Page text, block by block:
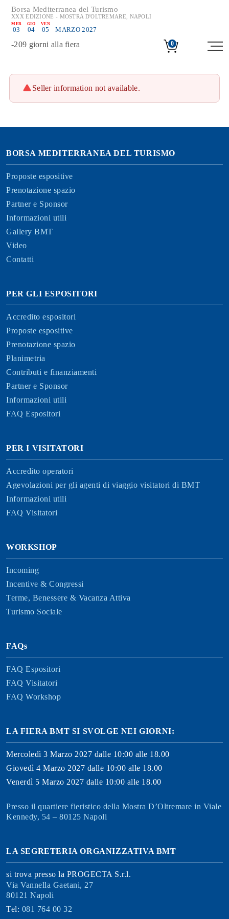
Borsa Mediterranea del Turismo
XXX EDIZIONE - MOSTRA D'OLTREMARE, NAPOLI
MER
03
GIO
04
VEN
05 MARZO 2027
-209 giorni alla fiera 0
Seller information not available.
BORSA MEDITERRANEA DEL TURISMO
Proposte espositive
Prenotazione spazio
Partner e Sponsor
Informazioni utili
Gallery BMT
Video
Contatti
PER GLI ESPOSITORI
Accredito espositori
Proposte espositive
Prenotazione spazio
Planimetria
Contributi e finanziamenti
Partner e Sponsor
Informazioni utili
FAQ Espositori
PER I VISITATORI
Accredito operatori
Agevolazioni per gli agenti di viaggio visitatori di BMT
Informazioni utili
FAQ Visitatori
WORKSHOP
Incoming
Incentive & Congressi
Terme, Benessere & Vacanza Attiva
Turismo Sociale
FAQs
FAQ Espositori
FAQ Visitatori
FAQ Workshop
LA FIERA BMT SI SVOLGE NEI GIORNI:
Mercoledì 3 Marzo 2027 dalle 10:00 alle 18.00
Giovedì 4 Marzo 2027 dalle 10:00 alle 18.00
Venerdì 5 Marzo 2027 dalle 10:00 alle 18.00
Presso il quartiere fieristico della Mostra D’Oltremare in Viale
Kennedy, 54 – 80125 Napoli
LA SEGRETERIA ORGANIZZATIVA BMT
si trova presso la PROGECTA S.r.l.
Via Vannella Gaetani, 27
80121 Napoli
Tel: 081 764 00 32